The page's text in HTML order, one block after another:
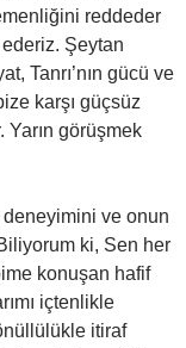
reddeder
ederiz. Şeytan
Tanrı’nın gücü ve
karşı güçsüz
Yarın görüşmek
deneyimini ve onun
ki, Sen her
konuşan hafif
içtenlikle
itiraf